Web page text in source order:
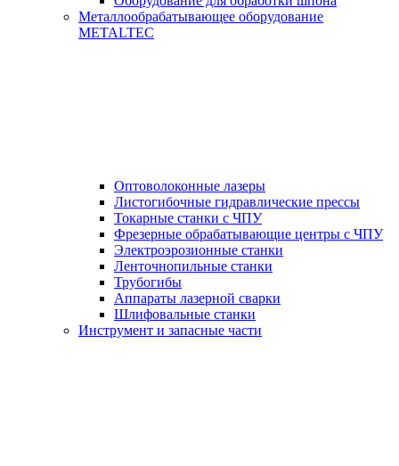
Металлообрабатывающее оборудование
METALTEC
Оптоволоконные лазеры
Листогибочные гидравлические прессы
Токарные станки с ЧПУ
Фрезерные обрабатывающие центры с ЧПУ
Электроэрозионные станки
Ленточнопильные станки
Трубогибы
Аппараты лазерной сварки
Шлифовальные станки
Инструмент и запасные части